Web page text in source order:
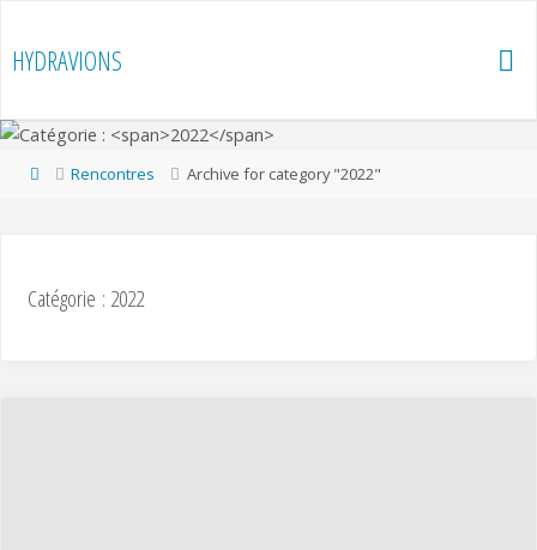
content
HYDRAVIONS
HomeRencontres Archive for category "2022"
Catégorie : 2022